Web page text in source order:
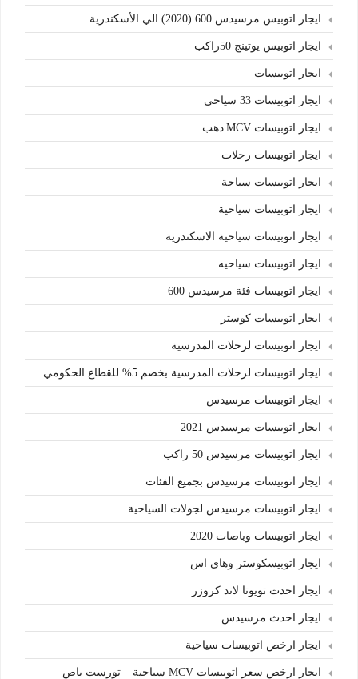
ايجار اتوبيس مرسيدس 600 (2020) الي الأسكندرية
ايجار اتوبيس يوتينج 50راكب
ايجار اتوبيسات
ايجار اتوبيسات 33 سياحي
ايجار اتوبيسات MCV|دهب
ايجار اتوبيسات رحلات
ايجار اتوبيسات سياحة
ايجار اتوبيسات سياحية
ايجار اتوبيسات سياحية الاسكندرية
ايجار اتوبيسات سياحيه
ايجار اتوبيسات فئة مرسيدس 600
ايجار اتوبيسات كوستر
ايجار اتوبيسات لرحلات المدرسية
ايجار اتوبيسات لرحلات المدرسية بخصم 5% للقطاع الحكومي
ايجار اتوبيسات مرسيدس
ايجار اتوبيسات مرسيدس 2021
ايجار اتوبيسات مرسيدس 50 راكب
ايجار اتوبيسات مرسيدس بجميع الفئات
ايجار اتوبيسات مرسيدس لجولات السياحية
ايجار اتوبيسات وباصات 2020
ايجار اتوبيسكوستر وهاي اس
ايجار احدث تويوتا لاند كروزر
ايجار احدث مرسيدس
ايجار ارخص اتوبيسات سياحية
ايجار ارخص سعر اتوبيسات MCV سياحية – تورست باص